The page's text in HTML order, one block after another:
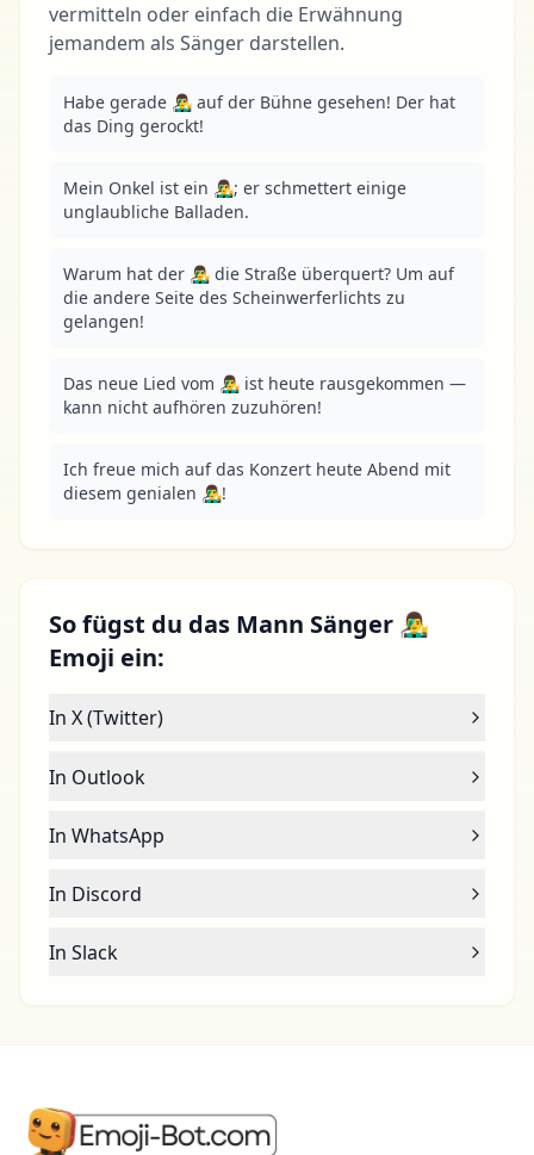
vermitteln oder einfach die Erwähnung
jemandem als Sänger darstellen.
Habe gerade 👨‍🎤 auf der Bühne gesehen! Der hat
das Ding gerockt!
Mein Onkel ist ein 👨‍🎤; er schmettert einige
unglaubliche Balladen.
Warum hat der 👨‍🎤 die Straße überquert? Um auf
die andere Seite des Scheinwerferlichts zu
gelangen!
Das neue Lied vom 👨‍🎤 ist heute rausgekommen —
kann nicht aufhören zuzuhören!
Ich freue mich auf das Konzert heute Abend mit
diesem genialen 👨‍🎤!
So fügst du das Mann Sänger 👨‍🎤
Emoji ein:
In X (Twitter)
In Outlook
In WhatsApp
In Discord
In Slack